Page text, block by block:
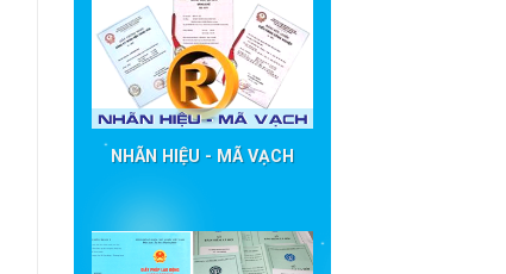
NHÃN HIỆU - MÃ VẠCH